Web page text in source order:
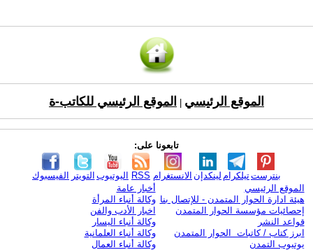
الموقع الرئيسي الموقع الرئيسي للكاتب-ة
تابعونا على:
الفيسبوك التويتر اليوتيوب RSS الانستغرام لينكدإن تيلكرامبنترست
الموقع الرئيسي
هيئة ادارة الحوار المتمدن - للإتصال بنا
إحصائيات مؤسسة الحوار المتمدن
قواعد النشر
ابرز كتاب / كاتبات الحوار المتمدن
يوتيوب التمدن
أخبار عامة
وكالة أنباء المرأة
اخبار الأدب والفن
وكالة أنباء اليسار
وكالة أنباء العلمانية
وكالة أنباء العمال